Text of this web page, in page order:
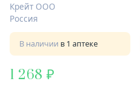
Крейт ООО
Россия
В наличии в 1 аптеке
1 268